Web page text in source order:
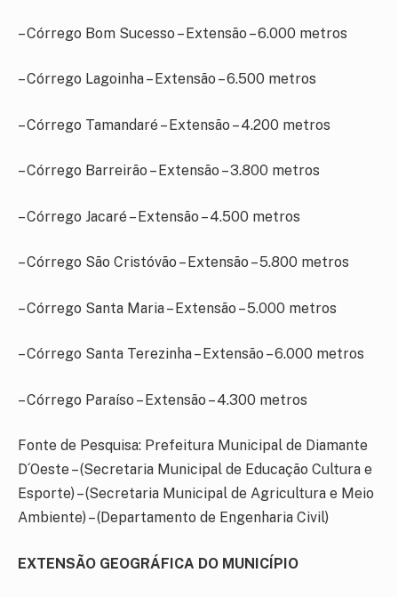
– Córrego Bom Sucesso – Extensão – 6.000 metros
– Córrego Lagoinha – Extensão – 6.500 metros
– Córrego Tamandaré – Extensão – 4.200 metros
– Córrego Barreirão – Extensão – 3.800 metros
– Córrego Jacaré – Extensão – 4.500 metros
– Córrego São Cristóvão – Extensão – 5.800 metros
– Córrego Santa Maria – Extensão – 5.000 metros
– Córrego Santa Terezinha – Extensão – 6.000 metros
– Córrego Paraíso – Extensão – 4.300 metros
Fonte de Pesquisa: Prefeitura Municipal de Diamante
D´Oeste – (Secretaria Municipal de Educação Cultura e
Esporte) – (Secretaria Municipal de Agricultura e Meio
Ambiente) – (Departamento de Engenharia Civil)
EXTENSÃO GEOGRÁFICA DO MUNICÍPIO